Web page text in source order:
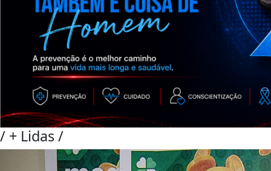
/ + Lidas/